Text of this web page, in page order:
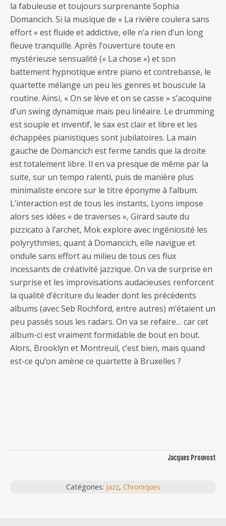
la fabuleuse et toujours surprenante Sophia
Domancich. Si la musique de « La rivière coulera sans
effort » est fluide et addictive, elle n’a rien d’un long
fleuve tranquille. Après l’ouverture toute en
mystérieuse sensualité (« La chose ») et son
battement hypnotique entre piano et contrebasse, le
quartette mélange un peu les genres et bouscule la
routine. Ainsi, « On se lève et on se casse » s’acoquine
d’un swing dynamique mais peu linéaire. Le drumming
est souple et inventif, le sax est clair et libre et les
échappées pianistiques sont jubilatoires. La main
gauche de Domancich est ferme tandis que la droite
est totalement libre. Il en va presque de même par la
suite, sur un tempo ralenti, puis de manière plus
minimaliste encore sur le titre éponyme à l’album.
L’interaction est de tous les instants, Lyons impose
alors ses idées « de traverses », Girard saute du
pizzicato à l’archet, Mok explore avec ingéniosité les
polyrythmies, quant à Domancich, elle navigue et
ondule sans effort au milieu de tous ces flux
incessants de créativité jazzique. On va de surprise en
surprise et les improvisations audacieuses renforcent
la qualité d’écriture du leader dont les précédents
albums (avec Seb Rochford, entre autres) m’étaient un
peu passés sous les radars. On va se refaire… car cet
album-ci est vraiment formidable de bout en bout.
Alors, Brooklyn et Montreuil, c’est bien, mais quand
est-ce qu’on amène ce quartette à Bruxelles ?
Jacques Prouvost
Catégories: Jazz, Chroniques